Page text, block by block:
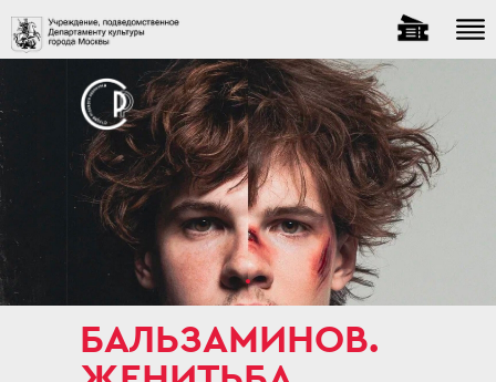
БАЛЬЗАМИНОВ.